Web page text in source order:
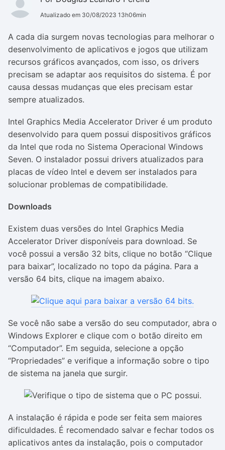
Atualizado em 30/08/2023 13h06min
A cada dia surgem novas tecnologias para melhorar o
desenvolvimento de aplicativos e jogos que utilizam
recursos gráficos avançados, com isso, os drivers
precisam se adaptar aos requisitos do sistema. É por
causa dessas mudanças que eles precisam estar
sempre atualizados.
Intel Graphics Media Accelerator Driver é um produto
desenvolvido para quem possui dispositivos gráficos
da Intel que roda no Sistema Operacional Windows
Seven. O instalador possui drivers atualizados para
placas de vídeo Intel e devem ser instalados para
solucionar problemas de compatibilidade.
Downloads
Existem duas versões do Intel Graphics Media
Accelerator Driver disponíveis para download. Se
você possui a versão 32 bits, clique no botão “Clique
para baixar”, localizado no topo da página. Para a
versão 64 bits, clique na imagem abaixo.
Se você não sabe a versão do seu computador, abra o
Windows Explorer e clique com o botão direito em
“Computador”. Em seguida, selecione a opção
“Propriedades” e verifique a informação sobre o tipo
de sistema na janela que surgir.
A instalação é rápida e pode ser feita sem maiores
dificuldades. É recomendado salvar e fechar todos os
aplicativos antes da instalação, pois o computador